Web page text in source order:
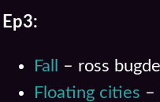
Ep3:
Fall
– ross
Floating cities –